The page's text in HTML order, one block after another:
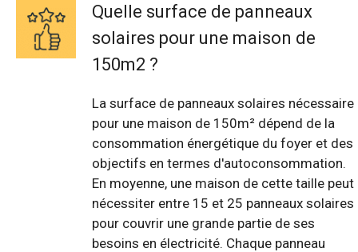
Quelle surface de panneaux
solaires pour une maison de
150m2 ?
La surface de panneaux solaires nécessaire
pour une maison de 150m² dépend de la
consommation énergétique du foyer et des
objectifs en termes d'autoconsommation.
En moyenne, une maison de cette taille peut
nécessiter entre 15 et 25 panneaux solaires
pour couvrir une grande partie de ses
besoins en électricité. Chaque panneau